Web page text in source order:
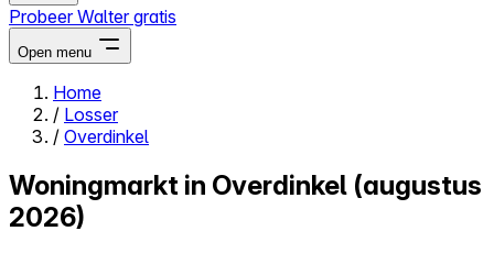
Probeer Walter gratis
Open menu
Close menu
Home
/ Losser
/ Overdinkel
Woningmarkt in Overdinkel (augustus
2026)